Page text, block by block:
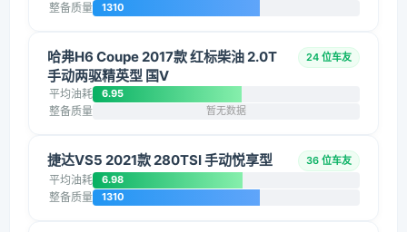
整备质量 1310
哈弗H6 Coupe 2017款 红标柴油 2.0T
手动两驱精英型 国V
24 位车友
平均油耗 6.95
整备质量 暂无数据
捷达VS5 2021款 280TSI 手动悦享型 36 位车友
平均油耗 6.98
整备质量 1310